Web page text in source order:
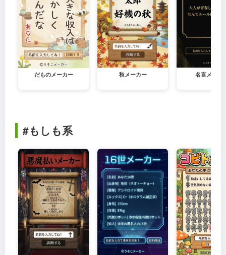
だものメーカー 秋メーカー 名言メーカ
#もしも系